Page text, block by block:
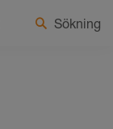
Välj land/språk
Sökning